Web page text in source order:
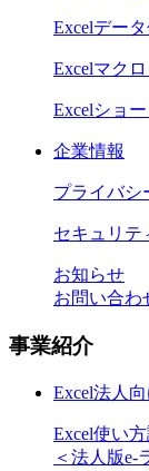
Excelデー
Excelマク
Excelショ
企業情報
プライバシ
セキュリテ
お知らせ
お問い合わ
事業紹介
Excel法人
Excel使い
＜法人版e-